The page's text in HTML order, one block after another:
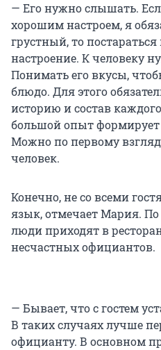
— Его нужно слышать.
хорошим настроем, я
грустный, то
настроение. К человеку
Понимать его вкусы,
блюдо. Для этого
историю и состав
большой опыт
Можно по первому
человек.
Конечно, не со всеми
язык, отмечает Мария.
люди приходят в
несчастных официантов.
— Бывает, что с гостем
В таких случаях лучше
официанту. В основном